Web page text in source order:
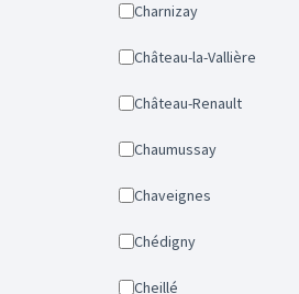
Charnizay
Château-la-Vallière
Château-Renault
Chaumussay
Chaveignes
Chédigny
Cheillé